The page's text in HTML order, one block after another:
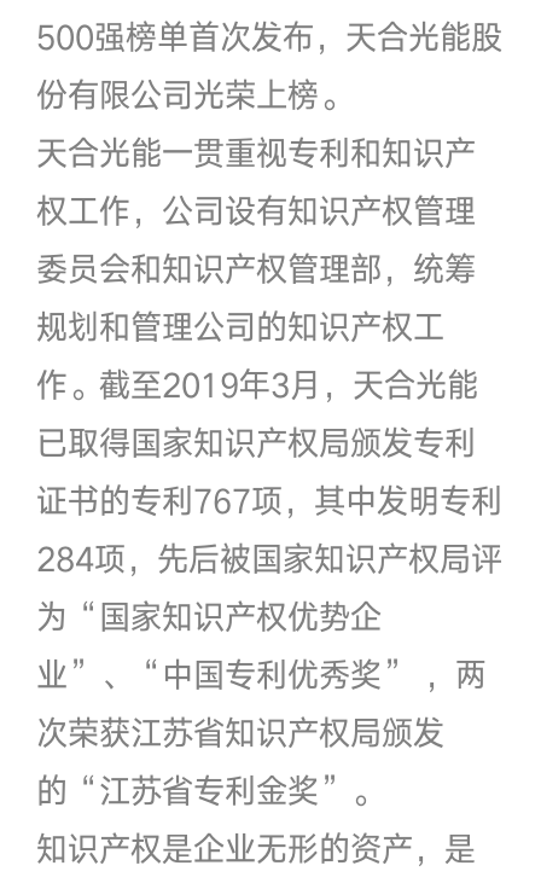
500强榜单首次发布，天合光能股
份有限公司光荣上榜。
天合光能一贯重视专利和知识产
权工作，公司设有知识产权管理
委员会和知识产权管理部，统筹
规划和管理公司的知识产权工
作。截至2019年3月，天合光能
已取得国家知识产权局颁发专利
证书的专利767项，其中发明专利
284项，先后被国家知识产权局评
为“国家知识产权优势企
业”、“中国专利优秀奖” ，两
次荣获江苏省知识产权局颁发
的“江苏省专利金奖”。
知识产权是企业无形的资产，是